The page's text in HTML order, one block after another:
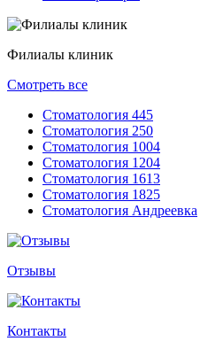
Филиалы клиник
Смотреть все
Стоматология 445
Стоматология 250
Стоматология 1004
Стоматология 1204
Стоматология 1613
Стоматология 1825
Стоматология Андреевка
Отзывы
Контакты